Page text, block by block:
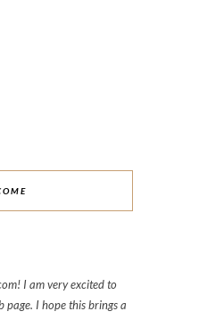
I am very excited to
page. I hope this brings a